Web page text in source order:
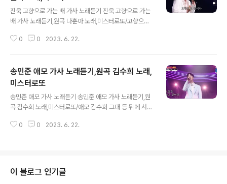
진욱 고향으로 가는 배 가사 노래듣기 진욱 고향으로 가는
배 가사 노래듣기,원곡 나훈아 노래,미스터로또/고향으로
은 사람아 고향으로 갑시다/고향으로 가는 배 꿈을 실은 작
침 햇살 다정히 풀잎마다 반기니 고향으로 가는 배 꿈을 실
은 작은 배 정을 잃은 사람아 고향으로 갑시다 산비둘기 쌍
쌍이 짝을 찾는 남촌에 피리 부는 목동의 옛 노래가 그리운
고향으로 가는 배 꿈을 실은 작은 배 정을 잃은 사람아 고향
으로 갑시다 고향으로 가는 배 꿈을 실은 작은 배 정을 잃은
사람아 고향으로 갑시다 고향으로 갑시다 [이슈이슈] - 송
0 0 2023. 6. 22.
송민준 애모 가사 노래듣기,원곡 김수희 노래,
미스터로또
송민준 애모 가사 노래듣기 송민준 애모 가사 노래듣기,원
곡 김수희 노래,미스터로또/애모 김수희 그대 등 뒤에 서
의 여자/그리고 추억이 있는 한/당신은 나의 남자여 그대
람아 그대 앞에만 서면 나는 왜 작아지는가 그대 등 뒤에 서
면 내 눈은 젖어드는데 사랑 때문에 침묵해야 할 나는 당신
0 0 2023. 6. 22.
이 블로그 인기글